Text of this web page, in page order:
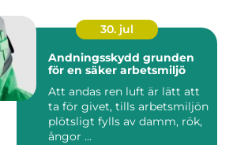
30. jul
Andningsskydd grunden
för en säker arbetsmiljö
Att andas ren luft är lätt att
ta för givet, tills arbetsmiljön
plötsligt fylls av damm, rök,
ångor ...